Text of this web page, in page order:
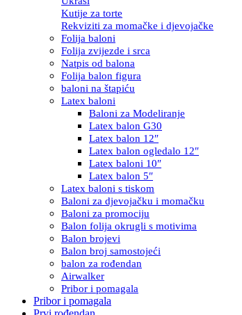
Kutije za torte
Rekviziti za momačke i djevojačke
Folija baloni
Folija zvijezde i srca
Natpis od balona
Folija balon figura
baloni na štapiću
Latex baloni
Baloni za Modeliranje
Latex balon G30
Latex balon 12″
Latex balon ogledalo 12″
Latex baloni 10″
Latex balon 5″
Latex baloni s tiskom
Baloni za djevojačku i momačku
Baloni za promociju
Balon folija okrugli s motivima
Balon brojevi
Balon broj samostojeći
balon za rođendan
Airwalker
Pribor i pomagala
Pribor i pomagala